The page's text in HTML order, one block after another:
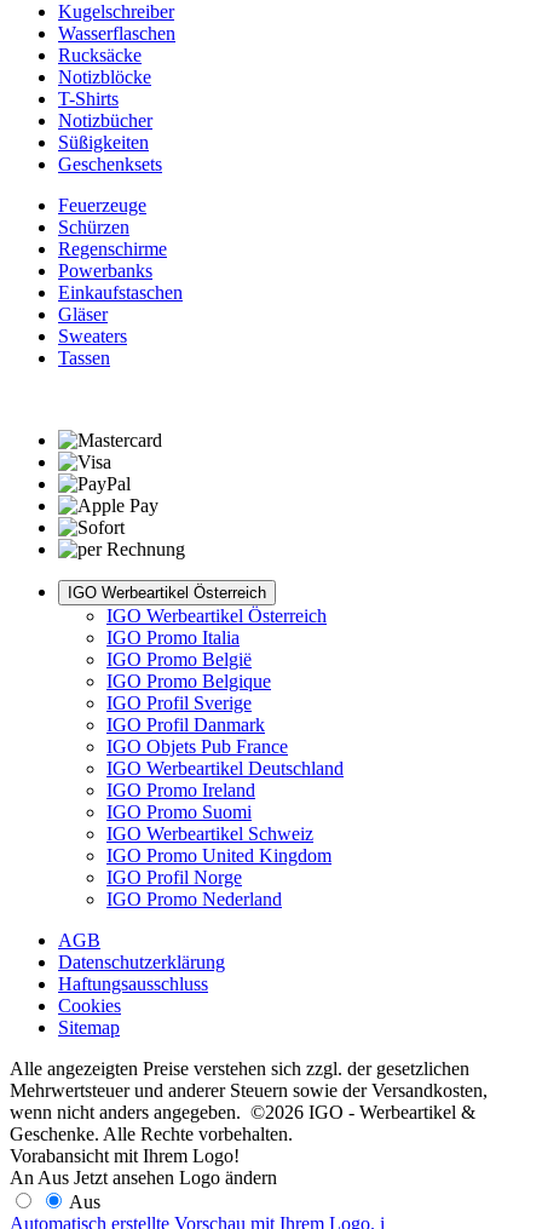
Kugelschreiber
Wasserflaschen
Rucksäcke
Notizblöcke
T-Shirts
Notizbücher
Süßigkeiten
Geschenksets
Feuerzeuge
Schürzen
Regenschirme
Powerbanks
Einkaufstaschen
Gläser
Sweaters
Tassen
IGO Werbeartikel Österreich
IGO Werbeartikel Österreich
IGO Promo Italia
IGO Promo België
IGO Promo Belgique
IGO Profil Sverige
IGO Profil Danmark
IGO Objets Pub France
IGO Werbeartikel Deutschland
IGO Promo Ireland
IGO Promo Suomi
IGO Werbeartikel Schweiz
IGO Promo United Kingdom
IGO Profil Norge
IGO Promo Nederland
AGB
Datenschutzerklärung
Haftungsausschluss
Cookies
Sitemap
Alle angezeigten Preise verstehen sich zzgl. der gesetzlichen
Mehrwertsteuer und anderer Steuern sowie der Versandkosten,
wenn nicht anders angegeben. ©2026 IGO - Werbeartikel &
Geschenke. Alle Rechte vorbehalten.
Vorabansicht mit Ihrem Logo!
An Aus Jetzt ansehen Logo ändern
Aus
Automatisch erstellte Vorschau mit Ihrem Logo. i